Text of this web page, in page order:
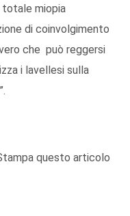
totale miopia
di coinvolgimento
che può reggersi
i lavellesi sulla
questo articolo